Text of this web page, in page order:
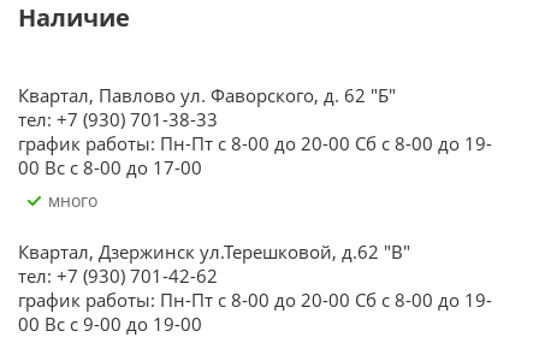
Наличие
Квартал, Павлово ул. Фаворского, д. 62 "Б"
тел: +7 (930) 701-38-33
график работы: Пн-Пт с 8-00 до 20-00 Сб с 8-00 до 19-
00 Вс с 8-00 до 17-00
Много
Квартал, Дзержинск ул.Терешковой, д.62 "В"
тел: +7 (930) 701-42-62
график работы: Пн-Пт с 8-00 до 20-00 Сб с 8-00 до 19-
00 Вс с 9-00 до 19-00